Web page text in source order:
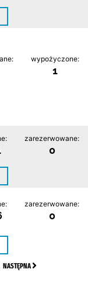
wypożyczone:
1
zarezerwowane:
0
zarezerwowane:
0
NASTĘPNA